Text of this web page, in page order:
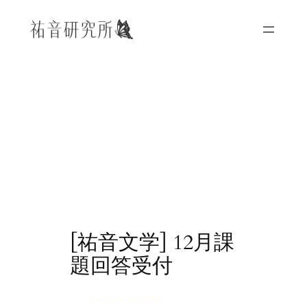
[祐音文学] 12月課
題回答受付